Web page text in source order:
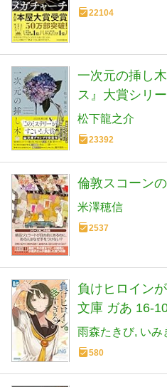
22104
一次元の挿し
ス』大賞シリ
松下龍之介
23392
倫敦スコーン
米澤穂信
2537
負けヒロイン
文庫 ガあ 16-
雨森たきび いみ
580